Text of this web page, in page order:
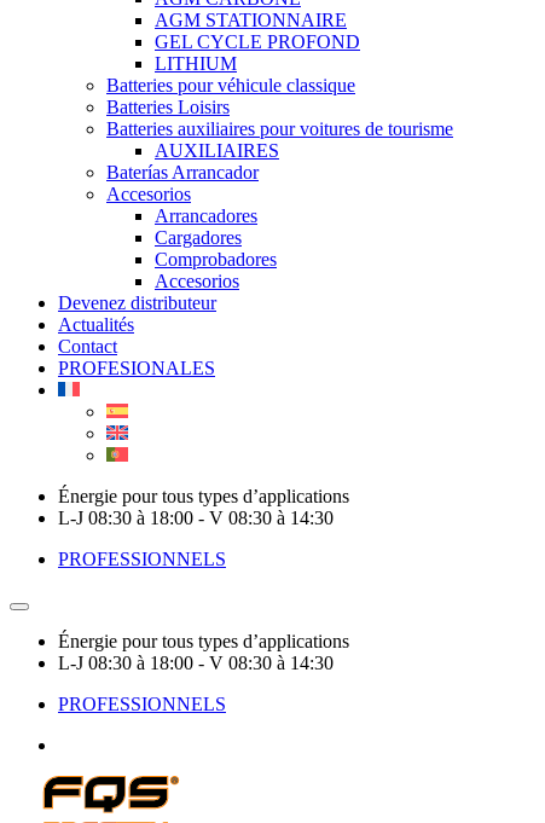
AGM STATIONNAIRE
GEL CYCLE PROFOND
LITHIUM
Batteries pour véhicule classique
Batteries Loisirs
Batteries auxiliaires pour voitures de tourisme
AUXILIAIRES
Baterías Arrancador
Accesorios
Arrancadores
Cargadores
Comprobadores
Accesorios
Devenez distributeur
Actualités
Contact
PROFESIONALES
Énergie pour tous types d’applications
L-J 08:30 à 18:00 - V 08:30 à 14:30
PROFESSIONNELS
Énergie pour tous types d’applications
L-J 08:30 à 18:00 - V 08:30 à 14:30
PROFESSIONNELS